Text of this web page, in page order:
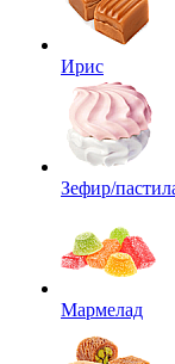
Ирис
Зефир/
Мармелад